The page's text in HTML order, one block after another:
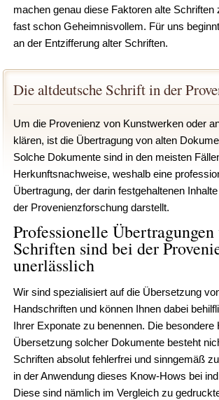
machen genau diese Faktoren alte
fast schon Geheimnisvollem. Für uns
an der Entzifferung alter Schriften.
Die altdeutsche Schrift in der
Um die Provenienz von Kunstwerken oder
klären, ist die Übertragung von alten
Solche Dokumente sind in den meisten
Herkunftsnachweise, weshalb eine
Übertragung, der darin festgehaltenen
der Provenienzforschung darstellt.
Professionelle
Schriften sind bei der
unerlässlich
Wir sind spezialisiert auf die Übersetzung
Handschriften und können Ihnen dabei
Ihrer Exponate zu benennen. Die
Übersetzung solcher Dokumente besteht
Schriften absolut fehlerfrei und sinngemäß
in der Anwendung dieses Know-Hows bei
Diese sind nämlich im Vergleich zu